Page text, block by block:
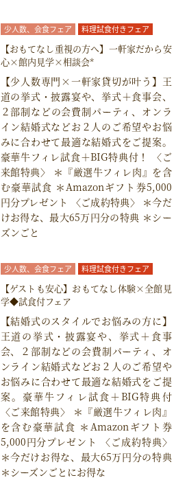
少人数、会食フェア 料理試食付きフェア
【おもてなし重視の方へ】一軒家だから安
心×館内見学×相談会*
【少人数専門×一軒家貸切が叶う】王
道の挙式・披露宴や、挙式＋食事会、
２部制などの会費制パーティ、オンラ
イン結婚式などお２人のご希望やお悩
みに合わせて最適な結婚式をご提案。
豪華牛フィレ試食＋BIG特典付！ 〈ご
来館特典〉 ＊『厳選牛フィレ肉』を含
む豪華試食 ＊Amazonギフト券5,000
円分プレゼント 〈ご成約特典〉 ＊今だ
けお得な、最大65万円分の特典 ＊シー
ズンごと
少人数、会食フェア 料理試食付きフェア
【ゲストも安心】おもてなし体験×全館見
学◆試食付フェア
【結婚式のスタイルでお悩みの方に】
王道の挙式・披露宴や、挙式＋食事
会、２部制などの会費制パーティ、オ
ンライン結婚式などお２人のご希望や
お悩みに合わせて最適な結婚式をご提
案。豪華牛フィレ試食＋BIG特典付
〈ご来館特典〉 ＊『厳選牛フィレ肉』
を含む豪華試食 ＊Amazonギフト券
5,000円分プレゼント 〈ご成約特典〉
＊今だけお得な、最大65万円分の特典
＊シーズンごとにお得な